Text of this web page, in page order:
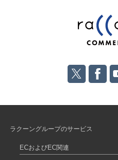
ラクーングループのサービス
ECおよびEC関連